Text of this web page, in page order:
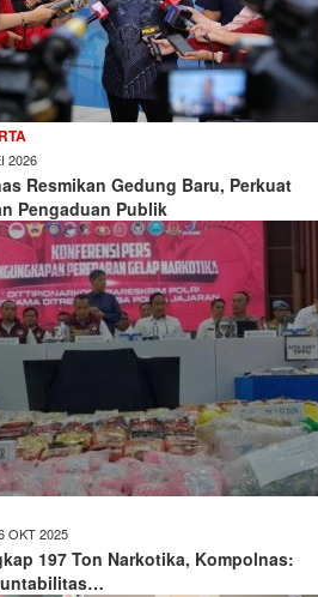
2026
Resmikan Gedung Baru, Perkuat
Pengaduan Publik
OKT 2025
197 Ton Narkotika, Kompolnas: